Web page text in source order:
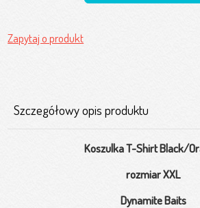
Zapytaj o produkt
Szczegółowy opis produktu
Koszulka T-Shirt Black/
rozmiar XXL
Dynamite Baits